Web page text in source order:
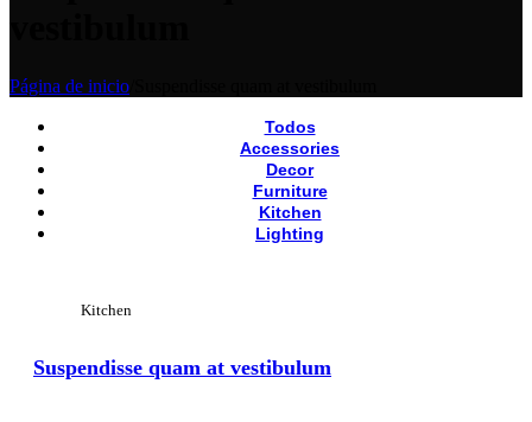
Página de inicio
Todos
Accessories
Decor
Furniture
Kitchen
Lighting
Kitchen
Suspendisse quam at vestibulum